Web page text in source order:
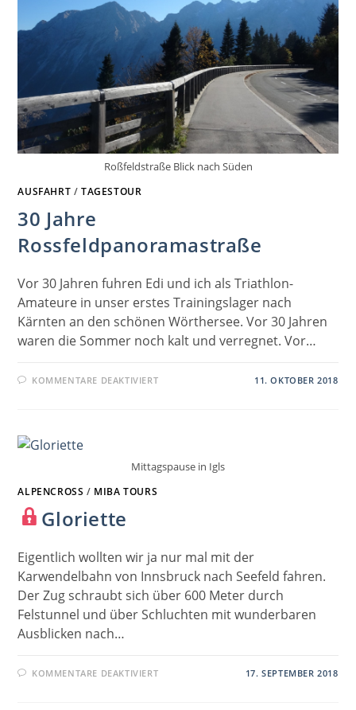
Roßfeldstraße Blick nach Süden
AUSFAHRT /TAGESTOUR
30 Jahre
Rossfeldpanoramastraße
Vor 30 Jahren fuhren Edi und ich als Triathlon-
Amateure in unser erstes Trainingslager nach
Kärnten an den schönen Wörthersee. Vor 30 Jahren
waren die Sommer noch kalt und verregnet. Vor…
KOMMENTARE DEAKTIVIERTFÜR 11. OKTOBER 2018
Mittagspause in Igls
ALPENCROSS / MIBA TOURS
Gloriette
Eigentlich wollten wir ja nur mal mit der
Karwendelbahn von Innsbruck nach Seefeld fahren.
Der Zug schraubt sich über 600 Meter durch
Felstunnel und über Schluchten mit wunderbaren
Ausblicken nach…
KOMMENTARE DEAKTIVIERTFÜR
17. SEPTEMBER 2018